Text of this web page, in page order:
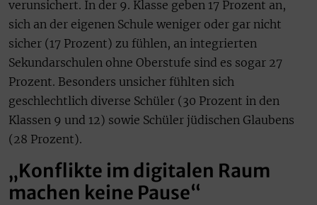
verunsichert. In der 9. Klasse geben 17 Prozent an,
sich an der eigenen Schule weniger oder gar nicht
sicher (17 Prozent) zu fühlen, an integrierten
Sekundarschulen ohne Oberstufe sind es sogar 27
Prozent. Besonders unsicher fühlten sich
geschlechtlich diverse Schüler (30 Prozent in den
Klassen 9 und 12) sowie Schüler jüdischen Glaubens
(28 Prozent).
„Konflikte im digitalen Raum
machen keine Pause“